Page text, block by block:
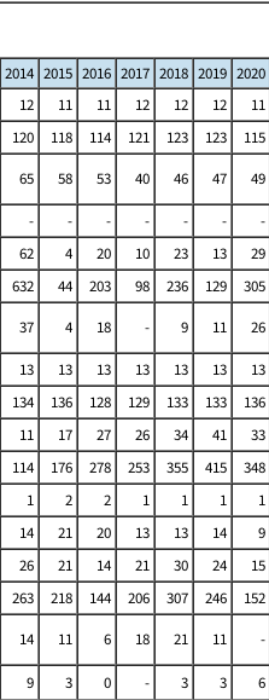
2014 2015 2016 2017 2018 2019 2020
12 11 11 12 12 12 11
120 118 114 121 123 123 115
65 58 53 40 46 47 49
- - - - - - -
62 4 20 10 23 13 29
632 44 203 98 236 129 305
37 4 18 - 9 11 26
13 13 13 13 13 13 13
134 136 128 129 133 133 136
11 17 27 26 34 41 33
114 176 278 253 355 415 348
1 2 2 1 1 1 1
14 21 20 13 13 14 9
26 21 14 21 30 24 15
263 218 144 206 307 246 152
14 11 6 18 21 11 -
9 3 0 - 3 3 6